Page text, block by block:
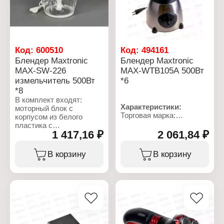
Материал чаши: пластик
Материал ножей:
Нержавеющая сталь
Объем чаши: 1,2 л
Цвет: белый, бежевый
Материал чаши: стекло
Материал ножей:
Нержавеющая сталь
Объем чаши: 1,2 л
Цвет: черный, бежевый
Код: 600510
Блендер Maxtronic
MAX-SW-226
измельчитель 500Вт
*8
В комплект входят:
моторный блок с
корпусом из белого
пластика с
серебристыми
вставками, стеклянная
чаша объемом 1200 мл,
насадка с двойными
Характеристики:
1 417,16 ₽
В корзину
Код:494161
Блендер Maxtronic
MAX-WTB105А 500Вт
*6
Характеристики:
Торговая марка:
Тип товара: Блендер
Модель: MAX-WTB105А
Вид: стационарный
Вариация: измельчитель
Напряжение: 220 В
механическое
управление
2 061,84 ₽
В корзину